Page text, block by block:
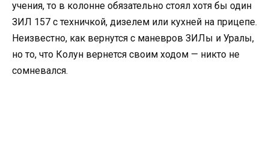
учения, то в колонне обязательно стоял хотя бы один
ЗИЛ 157 с техничкой, дизелем или кухней на прицепе.
Неизвестно, как вернутся с маневров ЗИЛы и Уралы,
но то, что Колун вернется своим ходом — никто не
сомневался.